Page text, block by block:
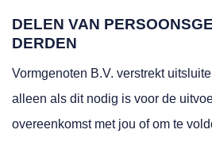
DELEN VAN
DERDEN
Vormgenoten B.V. verstrekt
alleen als dit nodig is voor de
overeenkomst met jou of om te